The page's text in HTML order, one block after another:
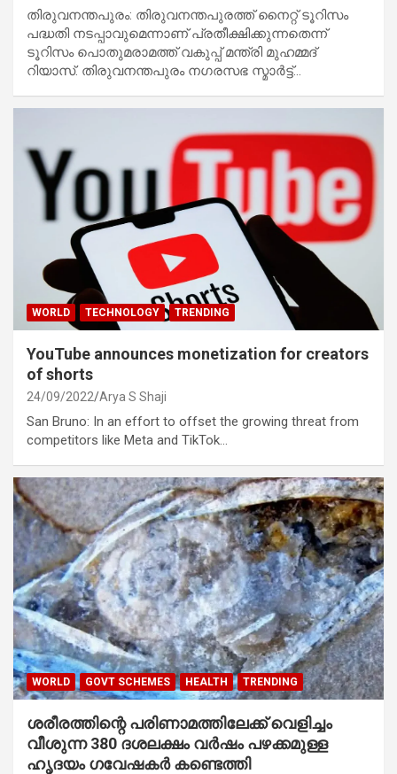
തിരുവനന്തപുരം: തിരുവനന്തപുരത്ത് നൈറ്റ് ടൂറിസം
പദ്ധതി നടപ്പാവുമെന്നാണ് പ്രതീക്ഷിക്കുന്നതെന്ന്
ടൂറിസം പൊതുമരാമത്ത് വകുപ്പ് മന്ത്രി മുഹമ്മദ്
റിയാസ്. തിരുവനന്തപുരം നഗരസഭ സ്മാർട്ട്…
WORLD TECHNOLOGY TRENDING
YouTube announces monetization for creators
of shorts
24/09/2022 Arya S Shaji
San Bruno: In an effort to offset the growing threat from
competitors like Meta and TikTok…
WORLD GOVT SCHEMES HEALTH TRENDING
ശരീരത്തിന്റെ പരിണാമത്തിലേക്ക് വെളിച്ചം
വീശുന്ന 380 ദശലക്ഷം വർഷം പഴക്കമുള്ള
ഹൃദയം ഗവേഷകർ കണ്ടെത്തി